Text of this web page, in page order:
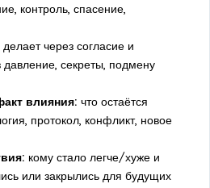
контроль, спасение,
делает через согласие и
давление, секреты, подмену
влияния: что остаётся
протокол, конфликт, новое
кому стало легче/хуже и
или закрылись для будущих